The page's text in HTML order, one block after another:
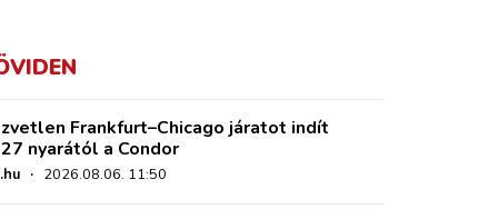
Frankfurt–Chicago járatot indít
nyarától a Condor
· 2026.08.06. 11:50